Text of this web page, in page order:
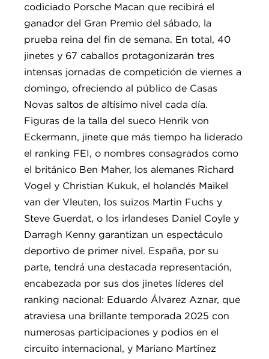
codiciado Porsche Macan que recibirá el
ganador del Gran Premio del sábado, la
prueba reina del fin de semana. En total, 40
jinetes y 67 caballos protagonizarán tres
intensas jornadas de competición de viernes a
domingo, ofreciendo al público de Casas
Novas saltos de altísimo nivel cada día.
Figuras de la talla del sueco Henrik von
Eckermann, jinete que más tiempo ha liderado
el ranking FEI, o nombres consagrados como
el británico Ben Maher, los alemanes Richard
Vogel y Christian Kukuk, el holandés Maikel
van der Vleuten, los suizos Martin Fuchs y
Steve Guerdat, o los irlandeses Daniel Coyle y
Darragh Kenny garantizan un espectáculo
deportivo de primer nivel. España, por su
parte, tendrá una destacada representación,
encabezada por sus dos jinetes líderes del
ranking nacional: Eduardo Álvarez Aznar, que
atraviesa una brillante temporada 2025 con
numerosas participaciones y podios en el
circuito internacional, y Mariano Martínez